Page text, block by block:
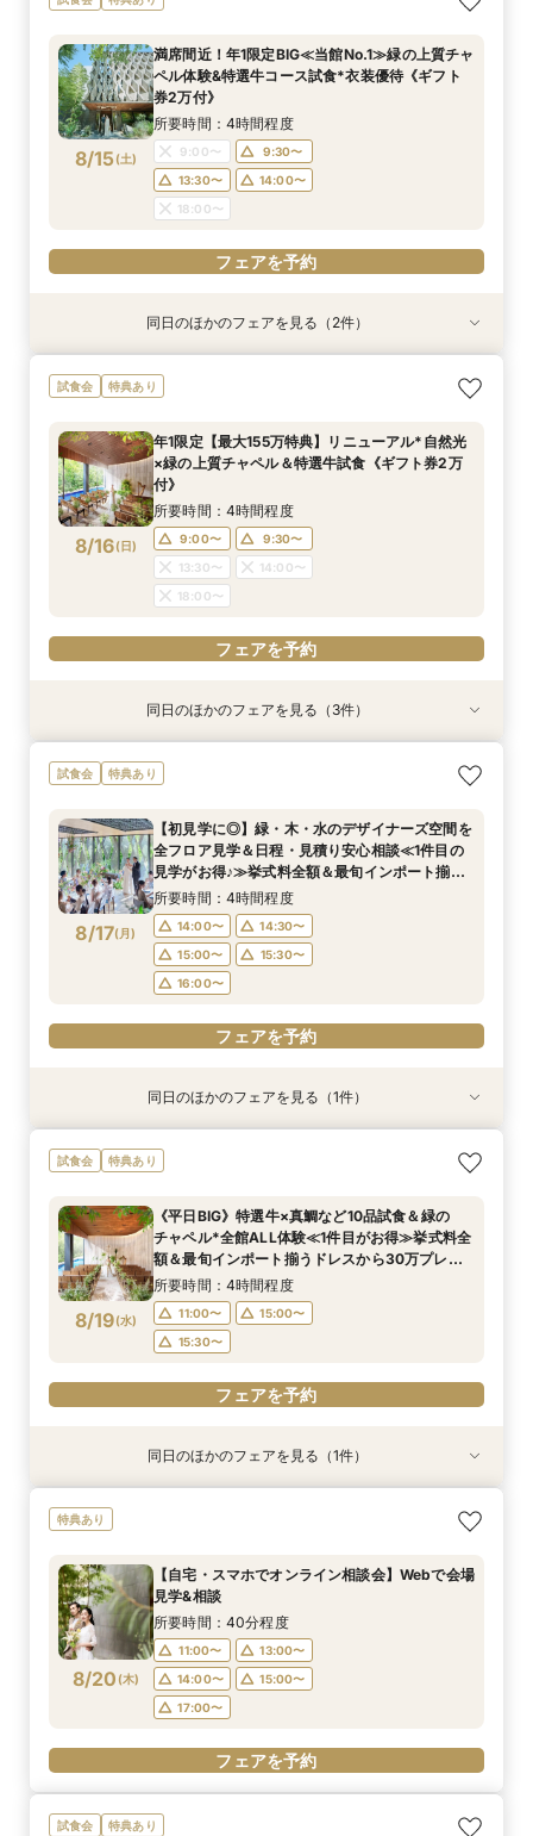
8/15(土)
満席間近！年1限定BIG≪当館No.1≫緑の上質チャ
ペル体験&特選牛コース試食*衣装優待《ギフト
券2万付》
所要時間：4時間程度
9:00〜
9:30〜
13:30〜
14:00〜
18:00〜
フェアを予約
8/15(土)
【自宅・スマホでオンライン相談会】Webで会場
見学&お気軽相談◆後日使える豪華試食&レスト
所要時間：40分程度
14:00〜
15:00〜
17:00〜
フェアを予約
特典あり
8/15(土)
【初めての方におすすめ】特選牛の豪華試食＆デ
ザイナーズ邸宅見学◇なんでも相談会《ギフト券
所要時間：4時間程度
13:30〜
14:00〜
フェアを予約
同日のほかのフェアを見る（2件）
試食会 特典あり
8/16(日)
年1限定【最大155万特典】リニューアル*自然光
×緑の上質チャペル＆特選牛試食《ギフト券2万
付》
所要時間：4時間程度
9:00〜
9:30〜
13:30〜
14:00〜
18:00〜
フェアを予約
特典あり
8/16(日)
【料理重視の方に大好評】特選牛や真鯛の贅沢試
食＆自然光*緑溢れるチャペル体験《ギフト券2
所要時間：4時間程度
9:00〜
9:30〜
13:30〜
14:00〜
フェアを予約
8/16(日)
【自宅・スマホでオンライン相談会】Webで会場
見学&お気軽相談◆後日使える豪華試食&レスト
所要時間：40分程度
11:00〜
13:00〜
14:00〜
15:00〜
17:00〜
フェアを予約
特典あり
8/16(日)
【90分クイック相談】まずは情報収集◎デザイ
ナーズ邸宅ゆっくり内覧＆不安解消*なんでも相
所要時間：1時間30分程度
9:00〜
9:30〜
14:00〜
14:30〜
フェアを予約
同日のほかのフェアを見る（3件）
試食会 特典あり
8/17(月)
【初見学に◎】緑・木・水のデザイナーズ空間を
全フロア見学＆日程・見積り安心相談≪1件目の
見学がお得♪≫挙式料全額＆最旬インポート揃う
衣装から30万プレゼント
所要時間：4時間程度
14:00〜
14:30〜
15:00〜
15:30〜
16:00〜
フェアを予約
8/17(月
【自宅・スマホでオンライン相談会】Webで会場
見学&相談
11:00〜
13:00〜
14:00〜
15:00〜
17:00〜
フェアを予約
同日のほかのフェアを見る（1件）
試食会 特典あり
8/19(水)
《平日BIG》特選牛×真鯛など10品試食＆緑の
チャペル*全館ALL体験≪1件目がお得≫挙式料全
額＆最旬インポート揃うドレスから30万プレゼ
ント
所要時間：4時間程度
11:00〜
15:00〜
15:30〜
フェアを予約
8/19( 水)
【自宅・スマホでオンライン相談会】Webで会場
11:00〜
14:00〜
15:00〜
17:00〜
フェアを予約
同日のほかのフェアを見る（1件）
特典あり
8/20 (木)
【自宅・スマホでオンライン相談会】Webで会場
見学&相談
所要時間：40分程度
11:00〜
13:00〜
14:00〜
15:00〜
17:00〜
フェアを予約
試食会 特典あり